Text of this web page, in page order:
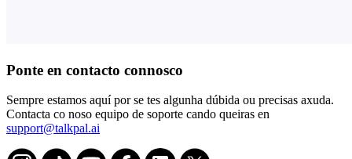
Ponte en contacto connosco
Sempre estamos aquí por se tes algunha dúbida ou precisas axuda.
Contacta co noso equipo de soporte cando queiras en
support@talkpal.ai